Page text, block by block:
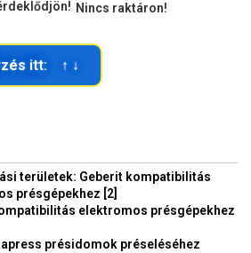
Nincs raktáron!
Készlet ellenőrzés itt: ↑ ↓
területek: Geberit kompatibilitás
présgépekhez [2]
elektromos présgépekhez
présidomok préseléséhez